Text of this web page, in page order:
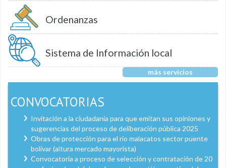
Ordenanzas
Sistema de Información local
más servicios
CONVOCATORIAS
Invitación a la ciudadanía para que emitan sus opiniones y
sugerencias del proceso de deliberación pública 2025
Obras de protección para el río malacatos sector puente
bolívar (altura mercado mayorista)
Convocatoria a proceso de selección y contratación de 20